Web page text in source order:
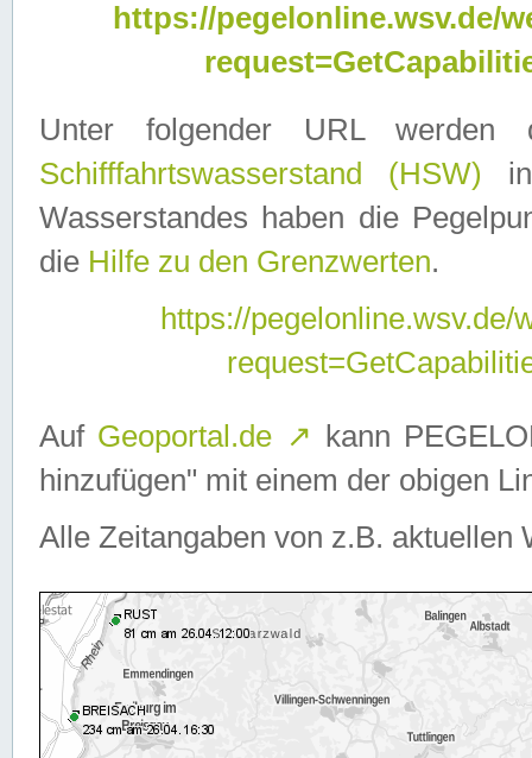
https://pegelonline.wsv.de/
Unter folgender URL
Schifffahrtswasserstand (HSW)
Wasserstandes haben die
die Hilfe zu den Grenzwerten.
https://
Auf Geoportal.de ↗ kann
hinzufügen" mit einem der obigen
Alle Zeitangaben von z.B. aktuellen